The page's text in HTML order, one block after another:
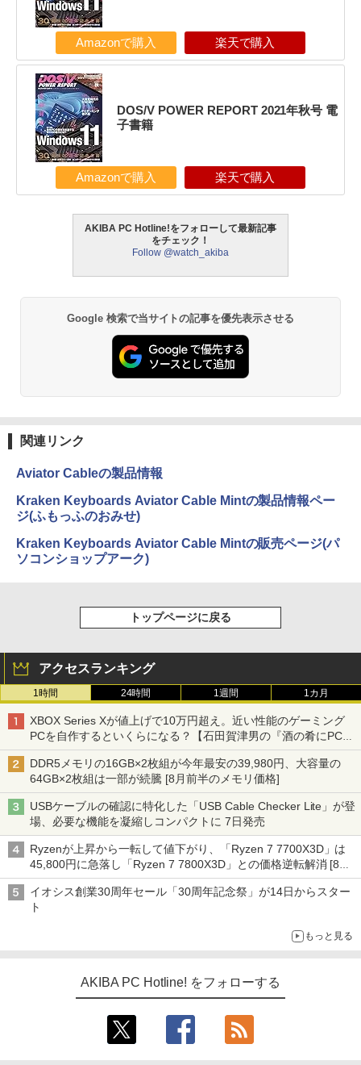
Amazonで購入 楽天で購入
DOS/V POWER REPORT 2021年秋号 電
子書籍
Amazonで購入 楽天で購入
AKIBA PC Hotline!をフォローして最新記事
をチェック！
Follow @watch_akiba
Google 検索で当サイトの記事を優先表示させる
関連リンク
Aviator Cableの製品情報
Kraken Keyboards Aviator Cable Mintの製品情報ペー
ジ(ふもっふのおみせ)
Kraken Keyboards Aviator Cable Mintの販売ページ(パ
ソコンショップアーク)
トップページに戻る
アクセスランキング
1時間 24時間 1週間 1カ月
XBOX Series Xが値上げで10万円超え。近い性能のゲーミング
PCを自作するといくらになる？【石田賀津男の『酒の肴にPCゲ
ーム』】
DDR5メモリの16GB×2枚組が今年最安の39,980円、大容量の
64GB×2枚組は一部が続騰 [8月前半のメモリ価格]
USBケーブルの確認に特化した「USB Cable Checker Lite」が登
場、必要な機能を凝縮しコンパクトに 7日発売
Ryzenが上昇から一転して値下がり、「Ryzen 7 7700X3D」は
45,800円に急落し「Ryzen 7 7800X3D」との価格逆転解消 [8月
前半のCPU価格]
イオシス創業30周年セール「30周年記念祭」が14日からスター
ト
もっと見る
AKIBA PC Hotline! をフォローする